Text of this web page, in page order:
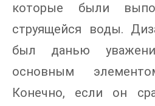
которые были
струящейся воды.
был данью
основным
Конечно, если он